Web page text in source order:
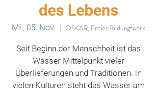
des Lebens
Mi., 05. Nov.
  |
OSKAR, Freies Bildungswerk
Seit Beginn der Menschheit ist das
Wasser Mittelpunkt vieler
Überlieferungen und Traditionen. In
vielen Kulturen steht das Wasser am